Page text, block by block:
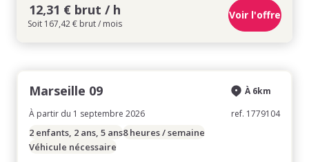
12,31 € brut / h
Soit 167,42 € brut / mois
Voir l'offre
Marseille 09
À partir du 1 septembre 2026
À 6km
ref. 1779104
2 enfants, 2 ans, 5 ans8 heures / semaine
Véhicule nécessaire